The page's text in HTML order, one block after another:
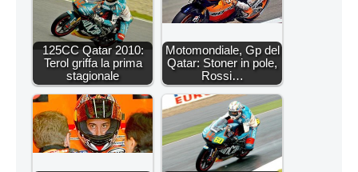
125CC Qatar 2010:
Terol griffa la prima
stagionale
Motomondiale, Gp del
Qatar: Stoner in pole,
Rossi…